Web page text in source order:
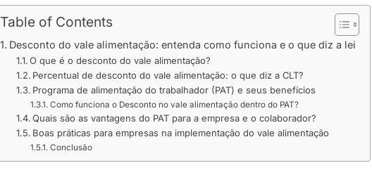
Table of Contents
Desconto do vale alimentação: entenda como funciona e o que diz a lei
O que é o desconto do vale alimentação?
Percentual de desconto do vale alimentação: o que diz a CLT?
Programa de alimentação do trabalhador (PAT) e seus benefícios
Como funciona o Desconto no vale alimentação dentro do PAT?
Quais são as vantagens do PAT para a empresa e o colaborador?
Boas práticas para empresas na implementação do vale alimentação
Conclusão